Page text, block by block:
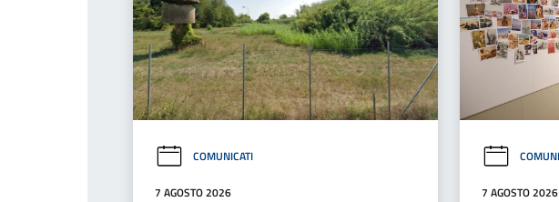
COMUNICATI
7 AGOSTO 2026 7 AGOSTO 2026